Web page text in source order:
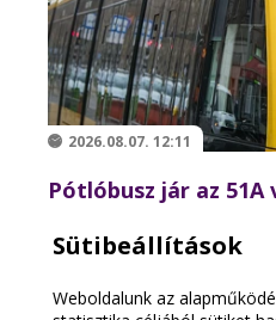
2026.08.07. 12:11
Pótlóbusz jár az
Sütibeállítások
Weboldalunk az